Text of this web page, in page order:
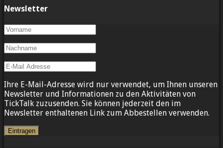
Newsletter
Ihre E-Mail-Adresse wird nur verwendet, um Ihnen unseren
Newsletter und Informationen zu den Aktivitäten von
TickTalk zuzusenden. Sie können jederzeit den im
Newsletter enthaltenen Link zum Abbestellen verwenden.